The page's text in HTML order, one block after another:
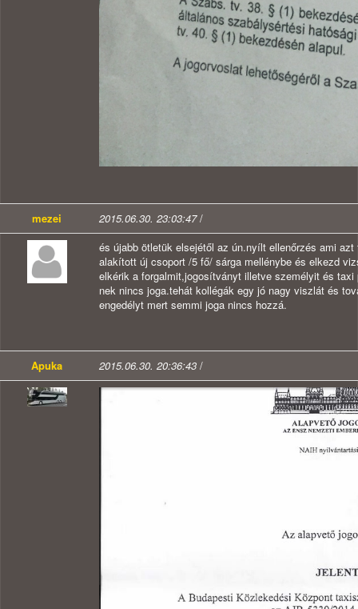
mezei 2015.06.30. 23:03:47/
és újabb ötletük elsejétől az ún.nyílt ellenőrzés ami
alakított új csoport /5 fő/ sárga mellénybe és elkezd
elkérik a forgalmit,jogosítványt illetve személyit és
nek nincs joga.tehát kollégák egy jó nagy viszlát és
engedélyt mert semmi joga nincs hozzá.
Apuka 2015.06.30. 20:36:43 /